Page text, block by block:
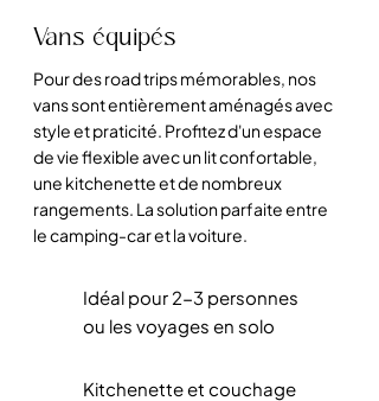
Vans équipés
Pour des road trips mémorables, nos
vans sont entièrement aménagés avec
style et praticité. Profitez d'un espace
de vie flexible avec un lit confortable,
une kitchenette et de nombreux
rangements. La solution parfaite entre
le camping-car et la voiture.
Idéal pour 2-3 personnes
ou les voyages en solo
Kitchenette et couchage